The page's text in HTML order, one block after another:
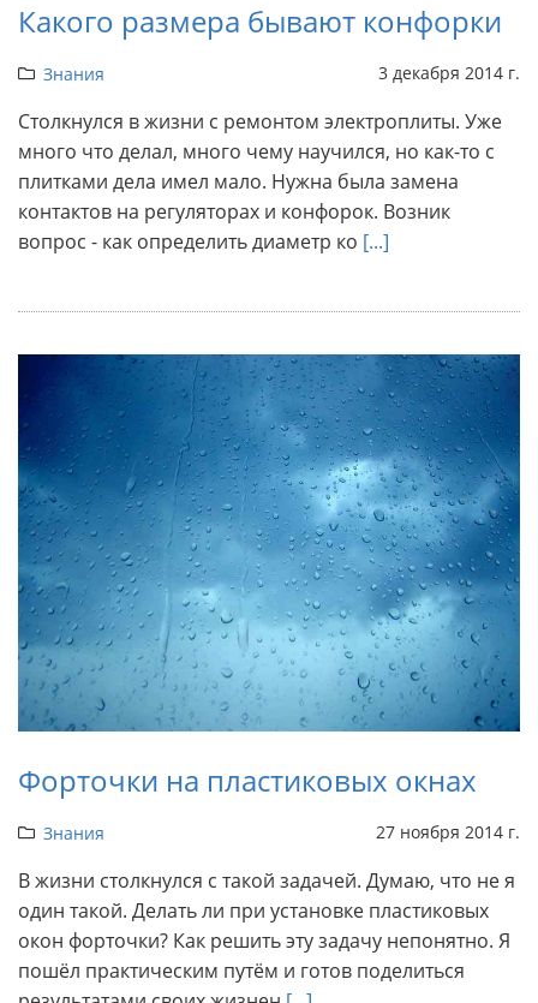
Какого размера бывают конфорки
Знания 3 декабря 2014 г.
Столкнулся в жизни с ремонтом электроплиты. Уже
много что делал, много чему научился, но как-то с
плитками дела имел мало. Нужна была замена
контактов на регуляторах и конфорок. Возник
вопрос - как определить диаметр ко [...]
Форточки на пластиковых окнах
Знания 27 ноября 2014 г.
В жизни столкнулся с такой задачей. Думаю, что не я
один такой. Делать ли при установке пластиковых
окон форточки? Как решить эту задачу непонятно. Я
пошёл практическим путём и готов поделиться